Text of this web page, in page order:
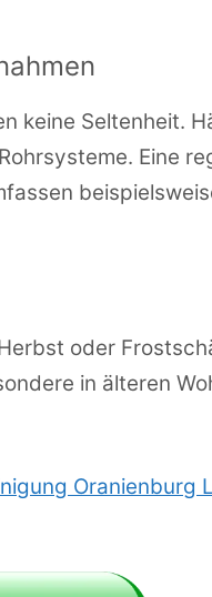
keine Seltenheit.
Eine
oder
in älteren
Oranienburg